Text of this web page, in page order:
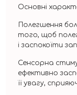
Основні
Полегшення
того, щоб
і заспокоїти
Сенсорна
ефективно
її увагу,